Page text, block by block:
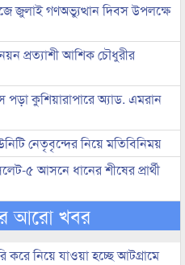
জুলাই গণঅভ্যুত্থান দিবস উপলক্ষে
প্রত্যাশী আশিক চৌধুরীর
পড়া কুশিয়ারাপারে অ্যাড. এমরান
নেতৃবৃন্দের নিয়ে মতিবিনিময়
৫ আসনে ধানের শীষের প্রার্থী
আরো খবর
নিয়ে যাওয়া হচ্ছে আটগ্রামে